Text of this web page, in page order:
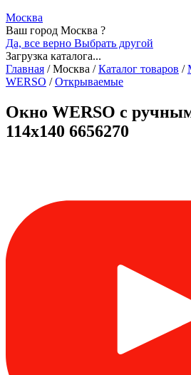
Москва
Ваш город Москва ?
Да, все верно Выбрать другой
Загрузка каталога...
Главная /Москва / Каталог товаров /
WERSO / Открываемые
Окно WERSO с
114x140 6656270